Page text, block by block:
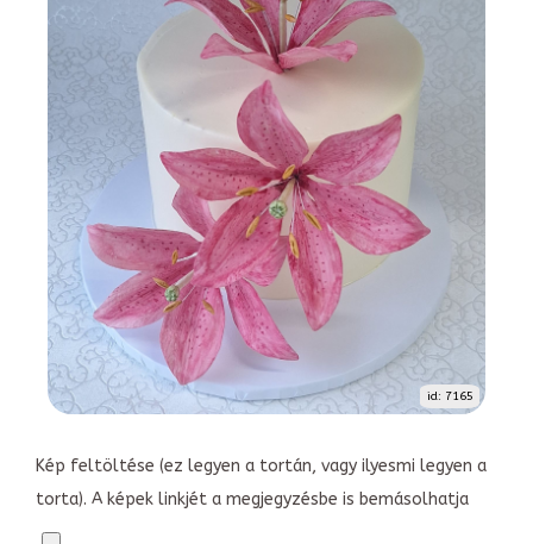
id: 7165
Kép feltöltése (ez legyen a tortán, vagy ilyesmi legyen a
torta). A képek linkjét a megjegyzésbe is bemásolhatja